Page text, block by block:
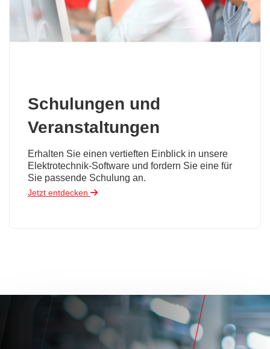
Schulungen und
Veranstaltungen
Erhalten Sie einen vertieften Einblick in unsere
Elektrotechnik-Software und fordern Sie eine für
Sie passende Schulung an.
Jetzt entdecken